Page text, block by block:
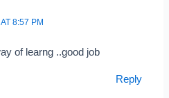
8:57 PM
of learng ..good job
Reply